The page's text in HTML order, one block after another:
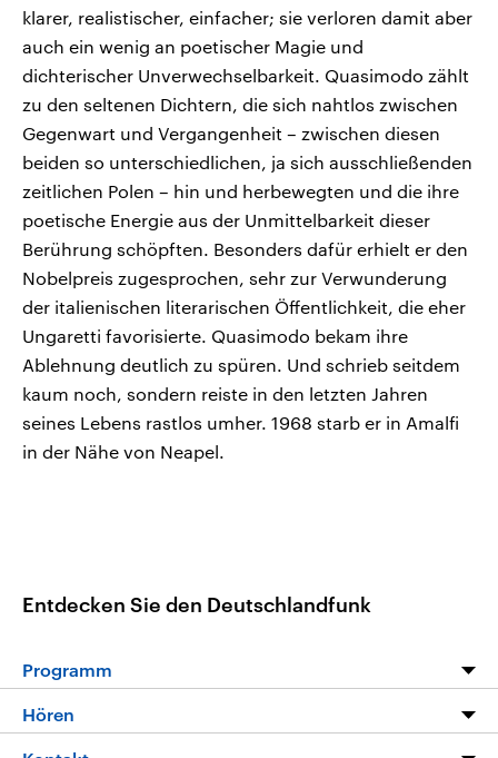
klarer, realistischer, einfacher; sie verloren damit aber
auch ein wenig an poetischer Magie und
dichterischer Unverwechselbarkeit. Quasimodo zählt
zu den seltenen Dichtern, die sich nahtlos zwischen
Gegenwart und Vergangenheit – zwischen diesen
beiden so unterschiedlichen, ja sich ausschließenden
zeitlichen Polen – hin und herbewegten und die ihre
poetische Energie aus der Unmittelbarkeit dieser
Berührung schöpften. Besonders dafür erhielt er den
Nobelpreis zugesprochen, sehr zur Verwunderung
der italienischen literarischen Öffentlichkeit, die eher
Ungaretti favorisierte. Quasimodo bekam ihre
Ablehnung deutlich zu spüren. Und schrieb seitdem
kaum noch, sondern reiste in den letzten Jahren
seines Lebens rastlos umher. 1968 starb er in Amalfi
in der Nähe von Neapel.
Entdecken Sie den Deutschlandfunk
Programm
Hören
Livestream